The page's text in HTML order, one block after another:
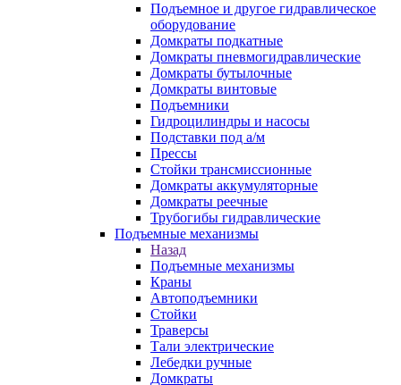
Подъемное и другое гидравлическое
оборудование
Домкраты подкатные
Домкраты пневмогидравлические
Домкраты бутылочные
Домкраты винтовые
Подъемники
Гидроцилиндры и насосы
Подставки под а/м
Прессы
Стойки трансмиссионные
Домкраты аккумуляторные
Домкраты реечные
Трубогибы гидравлические
Подъемные механизмы
Назад
Подъемные механизмы
Краны
Автоподъемники
Стойки
Траверсы
Тали электрические
Лебедки ручные
Домкраты